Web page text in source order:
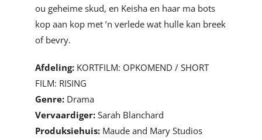
ou geheime skud, en Keisha en haar ma bots
kop aan kop met ’n verlede wat hulle kan breek
of bevry.
Afdeling:KORTFILM: OPKOMEND / SHORT
FILM: RISING
Genre:Drama
Vervaardiger:Sarah Blanchard
Produksiehuis:Maude and Mary Studios